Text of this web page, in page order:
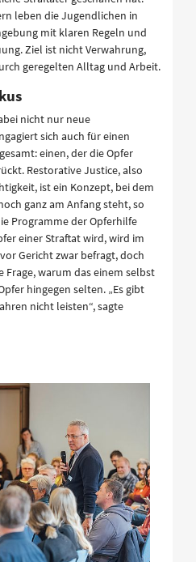
leben die Jugendlichen in
mit klaren Regeln und
Ziel ist nicht Verwahrung,
geregelten Alltag und Arbeit.
nicht nur neue
sich auch für einen
einen, der die Opfer
Restorative Justice, also
ist ein Konzept, bei dem
ganz am Anfang steht, so
Programme der Opferhilfe
einer Straftat wird, wird im
Gericht zwar befragt, doch
warum das einem selbst
hingegen selten. „Es gibt
nicht leisten“, sagte